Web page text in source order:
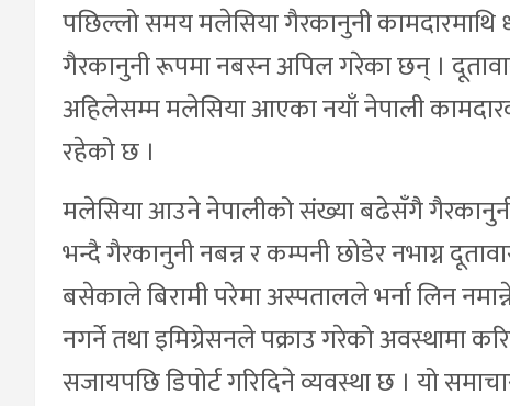
पछिल्लो समय मलेसिया गैरकानुनी
गैरकानुनी रूपमा नबस्न अपिल गरेका छन् ।
अहिलेसम्म मलेसिया आएका नयाँ नेपाली
रहेको छ ।
मलेसिया आउने नेपालीको संख्या बढेसँगै
भन्दै गैरकानुनी नबन्न र कम्पनी छोडेर नभाग्न
बसेकाले बिरामी परेमा अस्पतालले भर्ना लिन
नगर्ने तथा इमिग्रेसनले पक्राउ गरेको
सजायपछि डिपोर्ट गरिदिने व्यवस्था छ । यो